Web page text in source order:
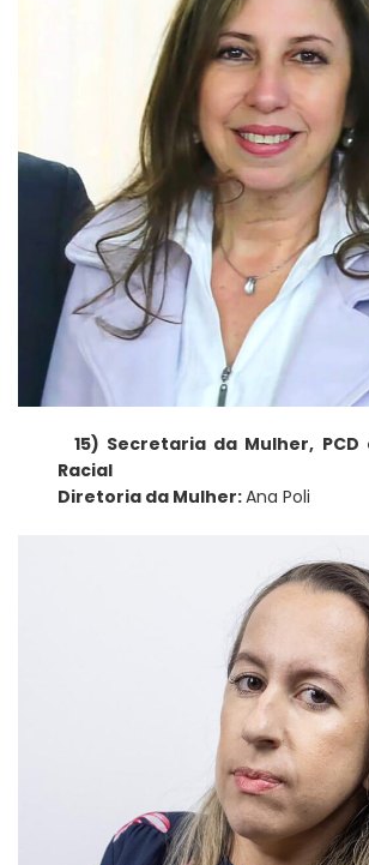
15) Secretaria da Mulher, PCD
Racial
Diretoria da Mulher:Ana Poli